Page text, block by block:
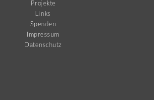
Projekte
Links
Spenden
Impressum
Datenschutz